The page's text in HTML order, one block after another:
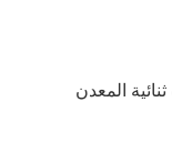
المعدن